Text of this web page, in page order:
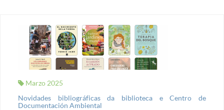
Marzo 2025
Novidades bibliográficas da biblioteca e Centro de
Documentación Ambiental